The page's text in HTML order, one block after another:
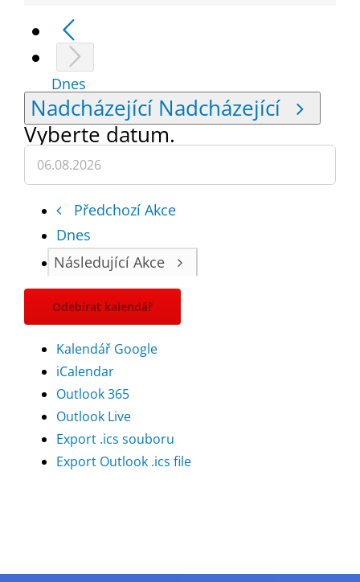
Dnes
Nadcházející Nadcházející
Vyberte datum.
Předchozí Akce
Dnes
NásledujícíAkce
Odebírat kalendář
Kalendář Google
iCalendar
Outlook 365
Outlook Live
Export .ics souboru
Export Outlook .ics file